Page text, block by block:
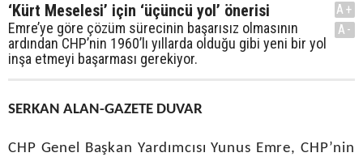
‘Kürt Meselesi’ için ‘üçüncü yol’ önerisi
Emre’ye göre çözüm sürecinin başarısız olmasının
ardından CHP’nin 1960’lı yıllarda olduğu gibi yeni bir yol
inşa etmeyi başarması gerekiyor.
A+
A-
SERKAN ALAN-GAZETE DUVAR
CHP Genel Başkan Yardımcısı Yunus Emre, CHP’nin